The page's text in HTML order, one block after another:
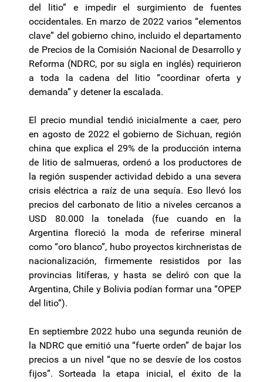
del litio” e impedir el surgimiento de fuentes
occidentales. En marzo de 2022 varios “elementos
clave” del gobierno chino, incluido el departamento
de Precios de la Comisión Nacional de Desarrollo y
Reforma (NDRC, por su sigla en inglés) requirieron
a toda la cadena del litio “coordinar oferta y
demanda” y detener la escalada.
El precio mundial tendió inicialmente a caer, pero
en agosto de 2022 el gobierno de Sichuan, región
china que explica el 29% de la producción interna
de litio de salmueras, ordenó a los productores de
la región suspender actividad debido a una severa
crisis eléctrica a raíz de una sequía. Eso llevó los
precios del carbonato de litio a niveles cercanos a
USD 80.000 la tonelada (fue cuando en la
Argentina floreció la moda de referirse mineral
como “oro blanco”, hubo proyectos kirchneristas de
nacionalización, firmemente resistidos por las
provincias
litíferas, y hasta se deliró con que la
Argentina, Chile y Bolivia podían formar una “OPEP
del litio”).
En septiembre 2022 hubo una segunda reunión de
la NDRC que emitió una “fuerte orden” de bajar los
precios a un nivel “que no se desvíe de los costos
fijos”. Sorteada la etapa inicial, el éxito de la